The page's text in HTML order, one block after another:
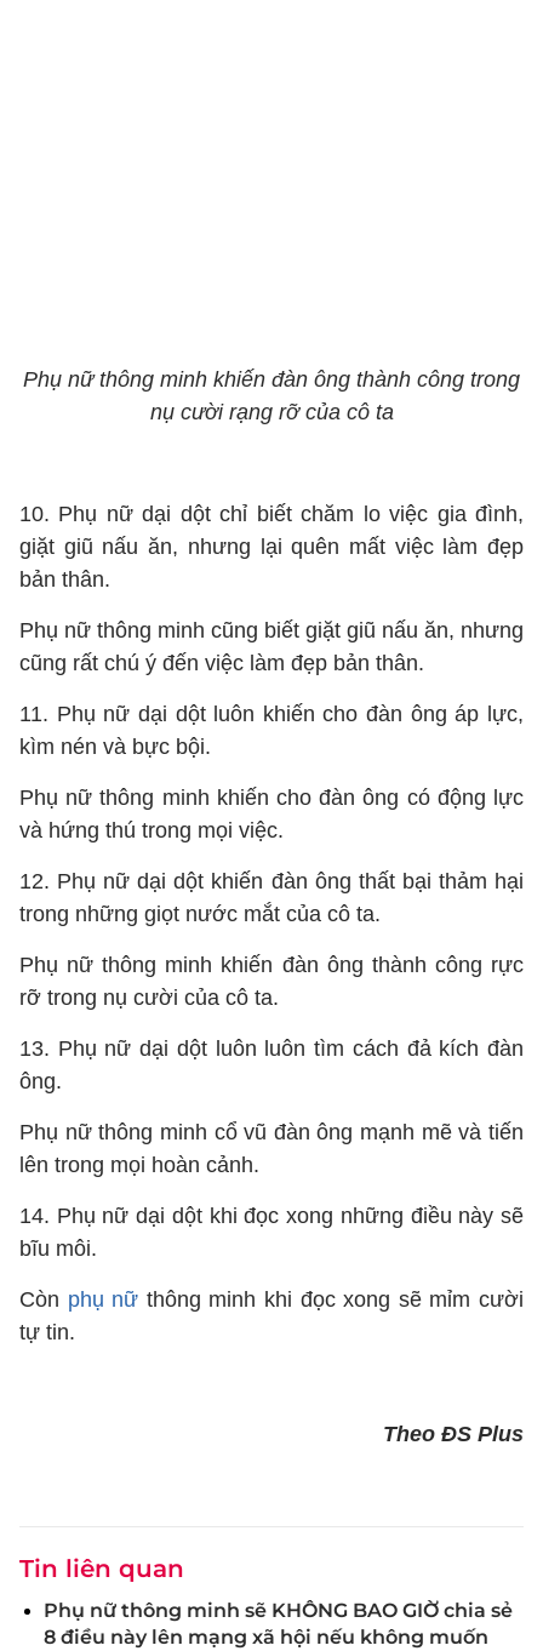
Phụ nữ thông minh khiến đàn ông thành công trong
nụ cười rạng rỡ của cô ta
10. Phụ nữ dại dột chỉ biết chăm lo việc gia đình,
giặt giũ nấu ăn, nhưng lại quên mất việc làm đẹp
bản thân.
Phụ nữ thông minh cũng biết giặt giũ nấu ăn, nhưng
cũng rất chú ý đến việc làm đẹp bản thân.
11. Phụ nữ dại dột luôn khiến cho đàn ông áp lực,
kìm nén và bực bội.
Phụ nữ thông minh khiến cho đàn ông có động lực
và hứng thú trong mọi việc.
12. Phụ nữ dại dột khiến đàn ông thất bại thảm hại
trong những giọt nước mắt của cô ta.
Phụ nữ thông minh khiến đàn ông thành công rực
rỡ trong nụ cười của cô ta.
13. Phụ nữ dại dột luôn luôn tìm cách đả kích đàn
ông.
Phụ nữ thông minh cổ vũ đàn ông mạnh mẽ và tiến
lên trong mọi hoàn cảnh.
14. Phụ nữ dại dột khi đọc xong những điều này sẽ
bĩu môi.
Còn phụ nữ thông minh khi đọc xong sẽ mỉm cười
tự tin.
Theo ĐS Plus
Tin liên quan
Phụ nữ thông minh sẽ KHÔNG BAO GIỜ chia sẻ
8 điều này lên mạng xã hội nếu không muốn